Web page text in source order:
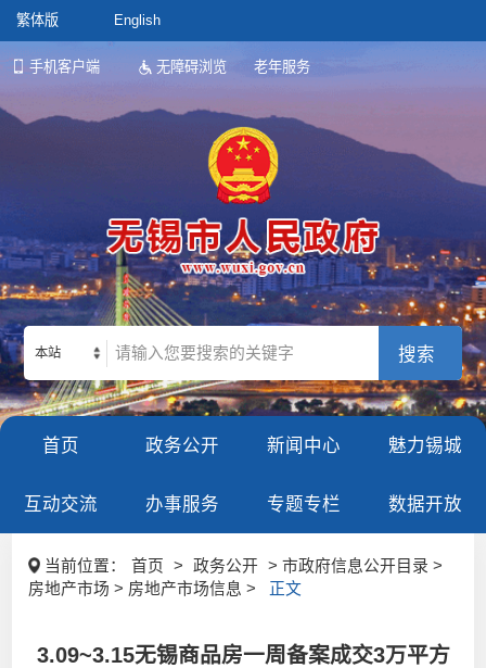
繁体版 English
手机客户端 无障碍浏览 老年服务
本站
首页 政务公开 新闻中心 魅力锡城
互动交流 办事服务 专题专栏 数据开放
当前位置： 首页 > 政务公开
> 市政府信息公开目录 >
房地产市场 > 房地产市场信息 >
正文
3.09~3.15无锡商品房一周备案成交3万平方